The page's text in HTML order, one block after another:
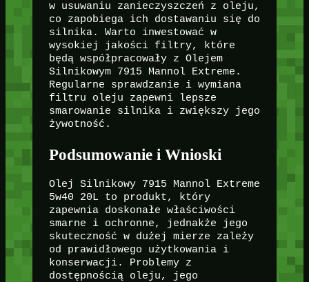
w usuwaniu zanieczyszczeń z oleju,
co zapobiega ich dostawaniu się do
silnika. Warto inwestować w
wysokiej jakości filtry, które
będą współpracowały z Olejem
Silnikowym 7915 Mannol Extreme.
Regularne sprawdzanie i wymiana
filtru oleju zapewni lepsze
smarowanie silnika i zwiększy jego
żywotność.
Podsumowanie i Wnioski
Olej Silnikowy 7915 Mannol Extreme
5w40 20L to produkt, który
zapewnia doskonałe właściwości
smarne i ochronne, jednakże jego
skuteczność w dużej mierze zależy
od prawidłowego użytkowania i
konserwacji. Problemy z
dostępnością oleju, jego